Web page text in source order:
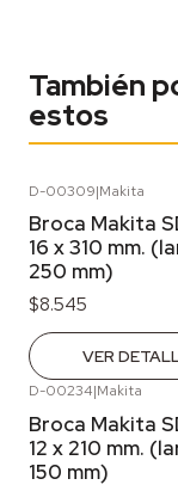
También
estos
D-00309|Makita
Broca Makita
16 x 310 mm.
250 mm)
$8.545
VER
D-00234|Makita
Broca Makita
12 x 210 mm.
150 mm)